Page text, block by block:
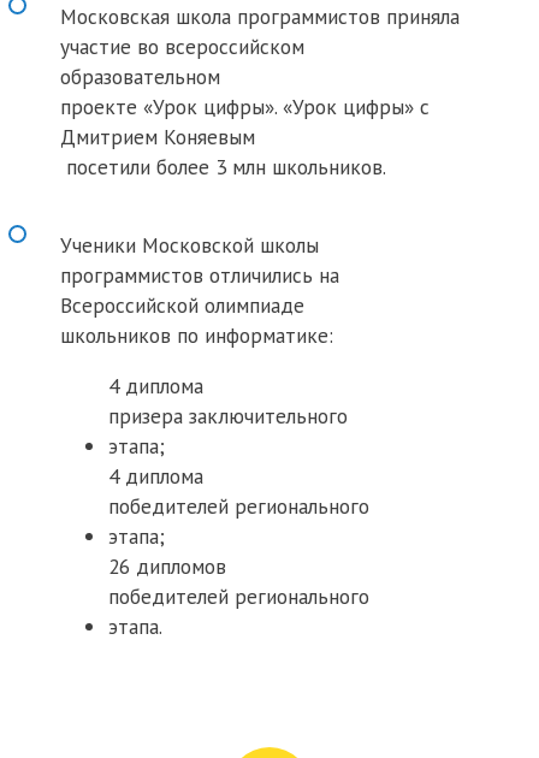
Московская школа программистов приняла
участие во всероссийском
образовательном
проекте «Урок цифры». «Урок цифры» с
Дмитрием Коняевым
посетили более 3 млн школьников.
Ученики Московской школы
программистов отличились на
Всероссийской олимпиаде
школьников по информатике:
4 диплома
призера заключительного
этапа;
4 диплома
победителей регионального
этапа;
26 дипломов
победителей регионального
этапа.